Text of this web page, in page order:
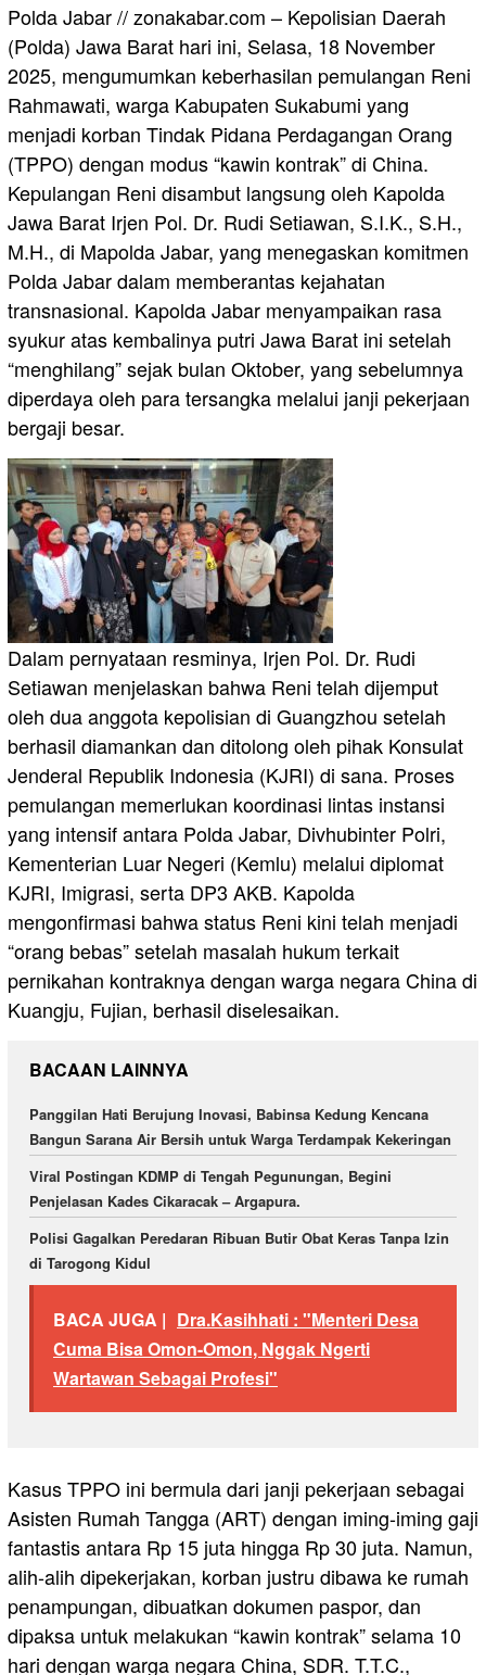
Polda Jabar // zonakabar.com – Kepolisian Daerah
(Polda) Jawa Barat hari ini, Selasa, 18 November
2025, mengumumkan keberhasilan pemulangan Reni
Rahmawati, warga Kabupaten Sukabumi yang
menjadi korban Tindak Pidana Perdagangan Orang
(TPPO) dengan modus “kawin kontrak” di China.
Kepulangan Reni disambut langsung oleh Kapolda
Jawa Barat Irjen Pol. Dr. Rudi Setiawan, S.I.K., S.H.,
M.H., di Mapolda Jabar, yang menegaskan komitmen
Polda Jabar dalam memberantas kejahatan
transnasional. Kapolda Jabar menyampaikan rasa
syukur atas kembalinya putri Jawa Barat ini setelah
“menghilang” sejak bulan Oktober, yang sebelumnya
diperdaya oleh para tersangka melalui janji pekerjaan
bergaji besar.
Dalam pernyataan resminya, Irjen Pol. Dr. Rudi
Setiawan menjelaskan bahwa Reni telah dijemput
oleh dua anggota kepolisian di Guangzhou setelah
berhasil diamankan dan ditolong oleh pihak Konsulat
Jenderal Republik Indonesia (KJRI) di sana. Proses
pemulangan memerlukan koordinasi lintas instansi
yang intensif antara Polda Jabar, Divhubinter Polri,
Kementerian Luar Negeri (Kemlu) melalui diplomat
KJRI, Imigrasi, serta DP3 AKB. Kapolda
mengonfirmasi bahwa status Reni kini telah menjadi
“orang bebas” setelah masalah hukum terkait
pernikahan kontraknya dengan warga negara China di
Kuangju, Fujian, berhasil diselesaikan.
BACAAN LAINNYA
Panggilan Hati Berujung Inovasi, Babinsa Kedung Kencana
Bangun Sarana Air Bersih untuk Warga Terdampak Kekeringan
Viral Postingan KDMP di Tengah Pegunungan, Begini
Penjelasan Kades Cikaracak – Argapura.
Polisi Gagalkan Peredaran Ribuan Butir Obat Keras Tanpa Izin
di Tarogong Kidul
BACA JUGA | Dra.Kasihhati : "Menteri Desa
Cuma Bisa Omon-Omon, Nggak Ngerti
Wartawan Sebagai Profesi"
Kasus TPPO ini bermula dari janji pekerjaan sebagai
Asisten Rumah Tangga (ART) dengan iming-iming gaji
fantastis antara Rp 15 juta hingga Rp 30 juta. Namun,
alih-alih dipekerjakan, korban justru dibawa ke rumah
penampungan, dibuatkan dokumen paspor, dan
dipaksa untuk melakukan “kawin kontrak” selama 10
hari dengan warga negara China, SDR. T.T.C.,